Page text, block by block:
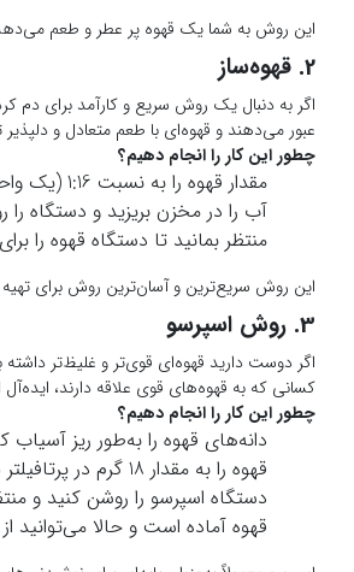
این روش به شما یک قهوه پر عطر و طعم می‌دهد
2. قهوه‌ساز
اگر به دنبال یک روش سریع و کارآمد برای دم
عبور می‌دهند و قهوه‌ای با طعم متعادل و دلپذیر
چطور این کار را انجام دهیم؟
مقدار قهوه را به نسبت 1:16 (یک واحد قهوه به 16 واحد آب) در فیلتر دستگاه قهوه‌ساز بریزید.
آب را در مخزن بریزید و دستگاه را
منتظر بمانید تا دستگاه قهوه را
این روش سریع‌ترین و آسان‌ترین روش برای
3. روش اسپرسو
اگر دوست دارید قهوه‌ای قوی‌تر و غلیظ‌تر
کسانی که به قهوه‌های قوی علاقه دارند،
چطور این کار را انجام دهیم؟
دانه‌های قهوه را به‌طور ریز آسیاب
قهوه را به مقدار 18 گرم در پرتافیلتر دستگاه اسپرسو بریزید.
دستگاه اسپرسو را روشن کنید و
قهوه آماده است و حالا می‌توانید